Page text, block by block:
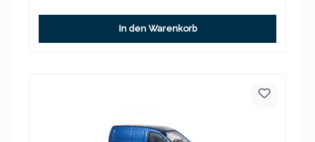
In den Warenkorb